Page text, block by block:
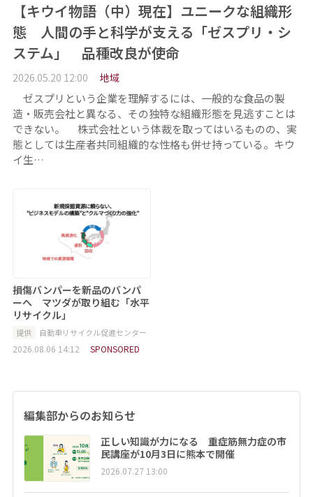
【キウイ物語（中）現在】ユニークな組織形
態 人間の手と科学が支える「ゼスプリ・シ
ステム」 品種改良が使命
2026.05.20 12:00 地域
ゼスプリという企業を理解するには、一般的な食品の製
造・販売会社と異なる、その独特な組織形態を見逃すことは
できない。 株式会社という体裁を取ってはいるものの、実
態としては生産者共同組織的な性格も併せ持っている。キウ
イ生…
損傷バンパーを新品のバンパ
ーへ マツダが取り組む「水平
リサイクル」
提供 自動車リサイクル促進センター
2026.08.06 14:12 SPONSORED
編集部からのお知らせ
正しい知識が力になる 重症筋無力症の市
民講座が10月3日に熊本で開催
2026.07.27 13:00